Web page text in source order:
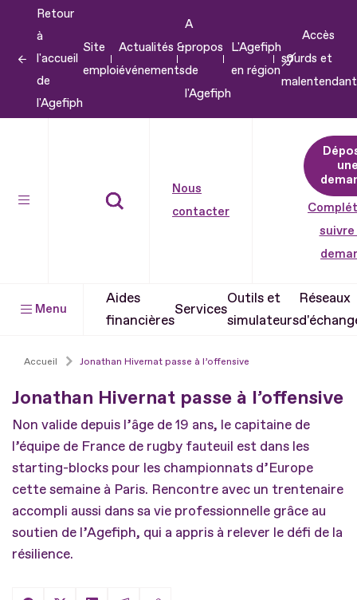
contenu
Retour
à
l'accueil
de
l'Agefiph
Site
emploi
Actualités &
événements
A
propos
de
l'Agefiph
L'Agefiph
en région
Accès
sourds et
Nous
contacter
suivre
Menu
Aides
financières
Services
Outils et
simulateurs
Réseaux
Accueil Jonathan Hivernat passe à l’offensive
Jonathan Hivernat passe à l’offensive
Non valide depuis l’âge de 19 ans, le capitaine de
l’équipe de France de rugby fauteuil est dans les
starting-blocks pour les championnats d’Europe
cette semaine à Paris. Rencontre avec un trentenaire
accompli aussi dans sa vie professionnelle grâce au
soutien de l’Agefiph, qui a appris à relever le défi de la
résilience.